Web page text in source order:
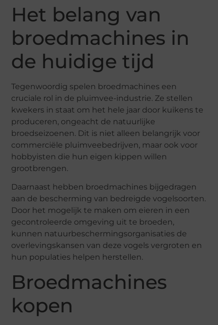
Het belang van
broedmachines in
de huidige tijd
Tegenwoordig spelen broedmachines een
cruciale rol in de pluimvee-industrie. Ze stellen
kwekers in staat om het hele jaar door kuikens te
produceren, ongeacht de natuurlijke
broedseizoenen. Dit is niet alleen belangrijk voor
commerciële pluimveebedrijven, maar ook voor
hobbyisten die hun eigen kippen willen
grootbrengen.
Daarnaast hebben broedmachines bijgedragen
aan de bescherming van bedreigde vogelsoorten.
Door het mogelijk te maken om eieren in een
gecontroleerde omgeving uit te broeden,
kunnen natuurbeschermingsorganisaties de
overlevingskansen van deze vogels vergroten en
hun populaties helpen herstellen.
Broedmachines
kopen